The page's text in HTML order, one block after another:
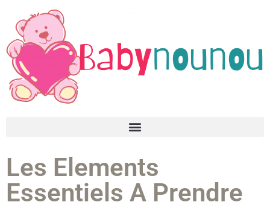
Les Elements
Essentiels A Prendre